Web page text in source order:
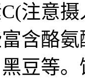
注意
含酪
豆等